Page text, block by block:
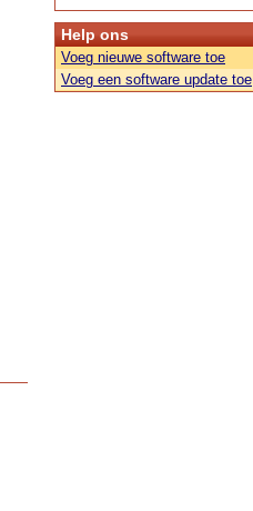
Help ons
Voeg nieuwe software toe
Voeg een software update toe